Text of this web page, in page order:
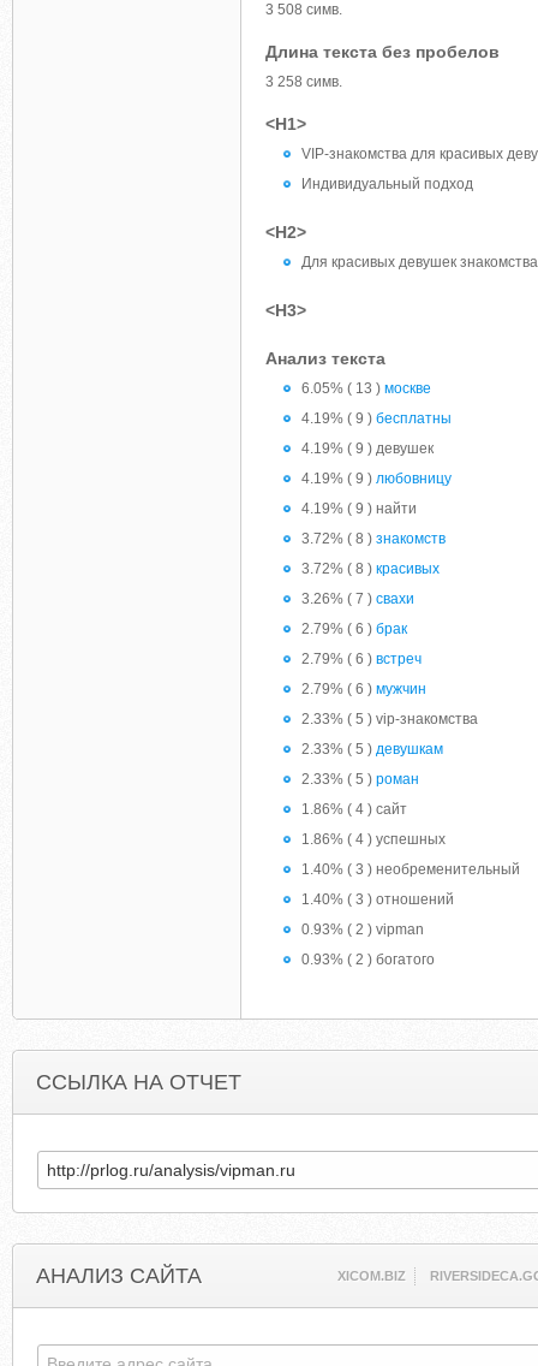
3 508 симв.
Длина текста без пробелов
3 258 симв.
<H1>
VIP-знакомства для красивых
Индивидуальный подход
<H2>
Для красивых девушек
<H3>
Анализ текста
6.05% ( 13 ) москве
4.19% ( 9 ) бесплатны
4.19% ( 9 ) девушек
4.19% ( 9 ) любовницу
4.19% ( 9 ) найти
3.72% ( 8 ) знакомств
3.72% ( 8 ) красивых
3.26% ( 7 ) свахи
2.79% ( 6 ) брак
2.79% ( 6 ) встреч
2.79% ( 6 ) мужчин
2.33% ( 5 ) vip-знакомства
2.33% ( 5 ) девушкам
2.33% ( 5 ) роман
1.86% ( 4 ) сайт
1.86% ( 4 ) успешных
1.40% ( 3 ) необременительный
1.40% ( 3 ) отношений
0.93% ( 2 ) vipman
0.93% ( 2 ) богатого
ССЫЛКА НА ОТЧЕТ
АНАЛИЗ САЙТА XICOM.BIZ